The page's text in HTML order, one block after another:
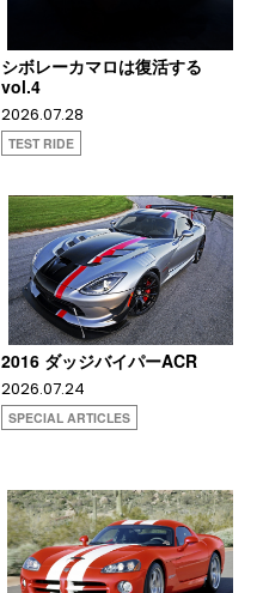
シボレーカマロは復活する
vol.4
2026.07.28
TEST RIDE
2016 ダッジバイパーACR
2026.07.24
SPECIAL ARTICLES